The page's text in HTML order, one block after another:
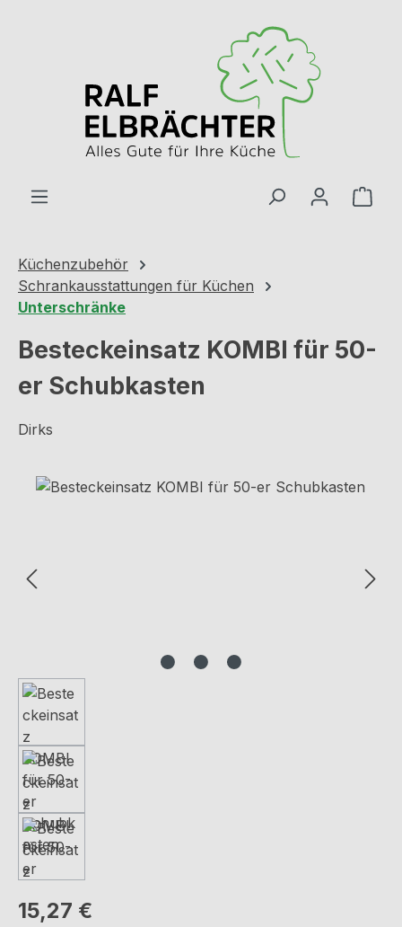
Küchenzubehör
Schrankausstattungen für Küchen
Unterschränke
Besteckeinsatz KOMBI für 50-
er Schubkasten
Dirks
Bildergalerie überspringen
Regulärer Preis:
15,27 €